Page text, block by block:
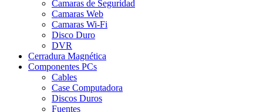
Camaras de Seguridad
Camaras Web
Camaras Wi-Fi
Disco Duro
DVR
Cerradura Magnética
Componentes PCs
Cables
Case Computadora
Discos Duros
Fuentes